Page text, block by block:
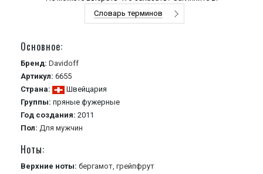
Словарь терминов
Основное:
Бренд: Davidoff
Артикул: 6655
Страна:
Швейцария
Группы: пряные фужерные
Год создания: 2011
Пол: Для мужчин
Ноты:
Верхние ноты: бергамот, грейпфрут